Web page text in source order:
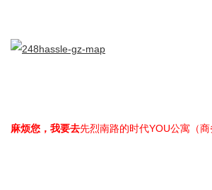
麻烦您，我要去先烈南路的时代YOU公寓（商